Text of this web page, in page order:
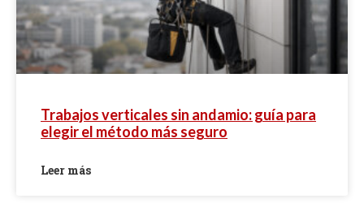
Trabajos verticales sin andamio: guía para
elegir el método más seguro
Leer más